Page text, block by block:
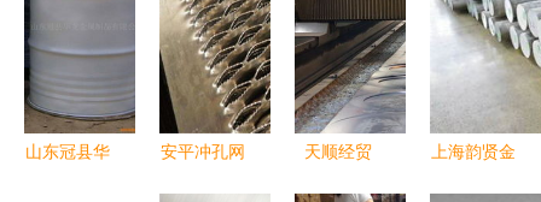
山东冠县华
安平冲孔网
天顺经贸
上海韵贤金